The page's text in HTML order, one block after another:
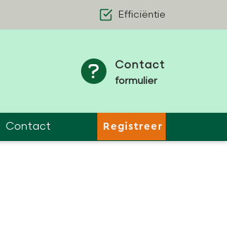
Efficiëntie
Contact
formulier
Contact Registreer